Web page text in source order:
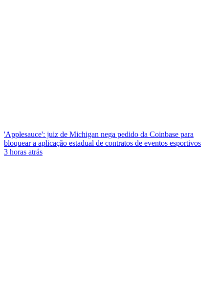
'Applesauce': juiz de Michigan nega pedido da Coinbase para
bloquear a aplicação estadual de contratos de eventos esportivos
3 horas atrás